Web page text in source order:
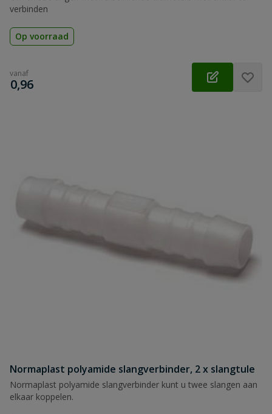
verbinden
Op voorraad
vanaf
€
0,96
Normaplast polyamide slangverbinder, 2 x slangtule
Normaplast polyamide slangverbinder kunt u twee slangen aan
elkaar koppelen.